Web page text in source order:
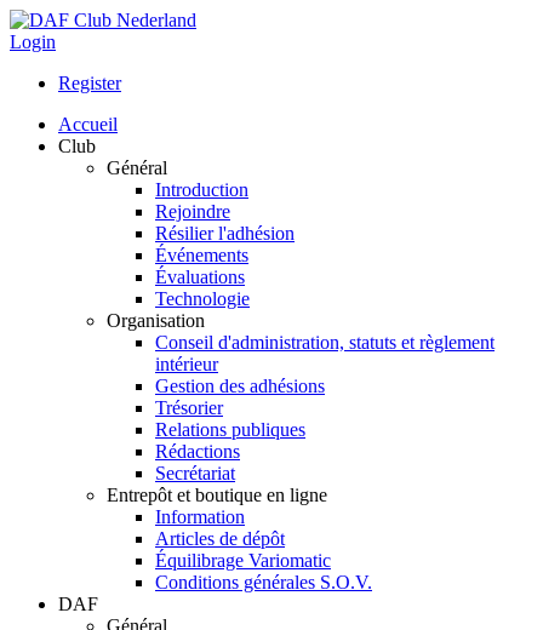
Login
Register
Accueil
Club
Général
Introduction
Rejoindre
Résilier l'adhésion
Événements
Évaluations
Technologie
Organisation
Conseil d'administration, statuts et règlement
intérieur
Gestion des adhésions
Trésorier
Relations publiques
Rédactions
Secrétariat
Entrepôt et boutique en ligne
Information
Articles de dépôt
Équilibrage Variomatic
Conditions générales S.O.V.
DAF
Général